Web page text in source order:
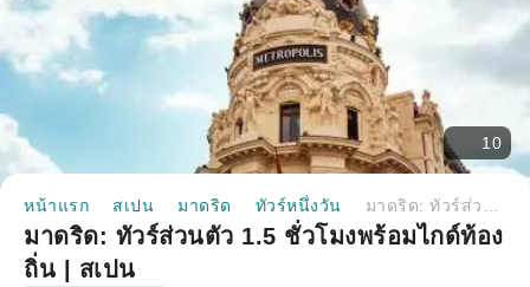
10
หน้าแรก สเปน มาดริด ทัวร์หนึ่งวัน
มาดริด: ทัวร์ส่วนตัว 1.5 ชั่วโมงพร้อมไกด์ท้อง
ถิ่น | สเปน